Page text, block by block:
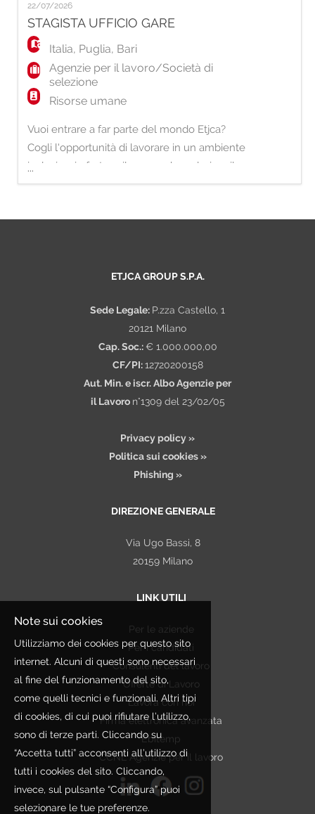
attitudine allo sviluppo commerciale e alla
creazione di relazioni di valore sul territorio.
La risorsa avrà la responsab
22/07/2026
STAGISTA UFFICIO GARE
Italia, Puglia, Bari
Agenzie per il lavoro/Società di
selezione
Risorse umane
Vuoi entrare a far parte del mondo Etjca?
Cogli l'opportunità di lavorare in un ambiente
inclusivo, in forte sviluppo e che valorizza il
proprio Capitale Umano. Per il nostro Ufficio
Ufficio Gare presso la nostra filiale di Bari. La
...
ETJCA GROUP S.P.A.
Sede Legale: P.zza Castello, 1
20121 Milano
Cap. Soc.: € 1.000.000,00
CF/PI:12720200158
Aut. Min. e iscr. Albo Agenzie per
il Lavoro n°1309 del 23/02/05
Privacy policy »
Politica sui cookies »
Phishing »
DIREZIONE GENERALE
Via Ugo Bassi, 8
20159 Milano
LINK UTILI
Per le aziende
Per i candidati
Consulenti del lavoro
Offerte di Lavoro
Lavora con noi
Firma elettronica avanzata
Ebitemp
CCNL Agenzie per il lavoro
Note sui cookies
Utilizziamo dei cookies per questo sito
internet. Alcuni di questi sono necessari
al fine del funzionamento del sito,
come quelli tecnici e funzionali. Altri tipi
di cookies, di cui puoi rifiutare l’utilizzo,
sono di terze parti. Cliccando su
“Accetta tutti” acconsenti all’utilizzo di
tutti i cookies del sito. Cliccando,
invece, sul pulsante “Configura” puoi
selezionare le tue preferenze.